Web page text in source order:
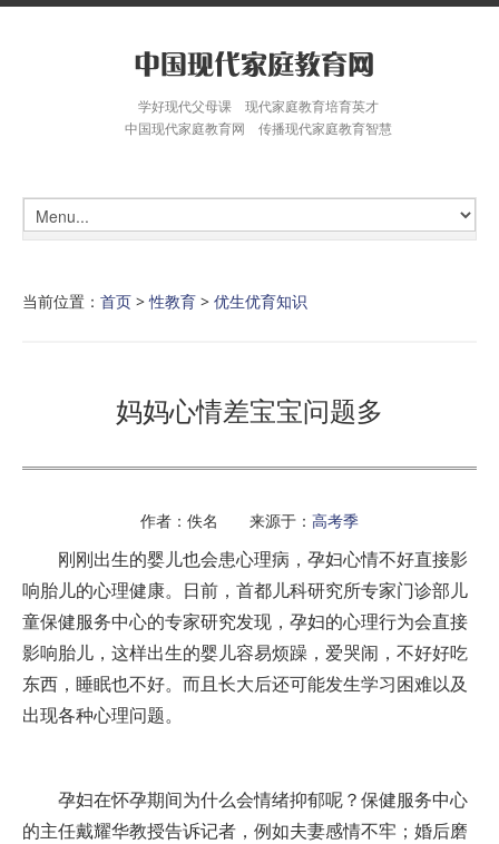
学好现代父母课 现代家庭教育培育英才
中国现代家庭教育网 传播现代家庭教育智慧
当前位置： 首页 >性教育 > 优生优育知识
妈妈心情差宝宝问题多
作者：佚名 来源于： 高考季
刚刚出生的婴儿也会患心理病，孕妇心情不好直接影
响胎儿的心理健康。日前，首都儿科研究所专家门诊部儿
童保健服务中心的专家研究发现，孕妇的心理行为会直接
影响胎儿，这样出生的婴儿容易烦躁，爱哭闹，不好好吃
东西，睡眠也不好。而且长大后还可能发生学习困难以及
出现各种心理问题。
孕妇在怀孕期间为什么会情绪抑郁呢？保健服务中心
的主任戴耀华教授告诉记者，例如夫妻感情不牢；婚后磨